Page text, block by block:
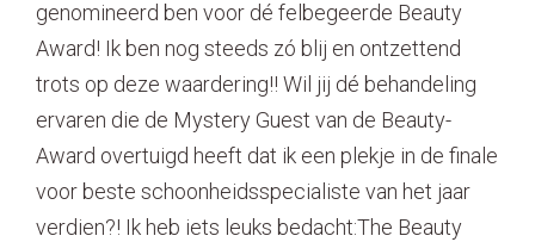
genomineerd ben voor dé felbegeerde Beauty
Award! Ik ben nog steeds zó blij en ontzettend
trots op deze waardering!! Wil jij dé behandeling
ervaren die de Mystery Guest van de Beauty-
Award overtuigd heeft dat ik een plekje in de finale
voor beste schoonheidsspecialiste van het jaar
verdien?! Ik heb iets leuks bedacht:The Beauty